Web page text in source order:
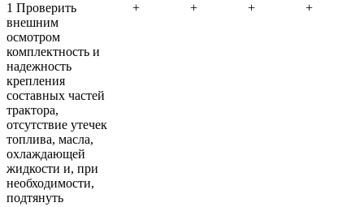
1 Проверить
внешним
осмотром
комплектность и
надежность
крепления
составных частей
трактора,
отсутствие утечек
топлива, масла,
охлаждающей
жидкости и, при
необходимости,
подтянуть
+ + + +